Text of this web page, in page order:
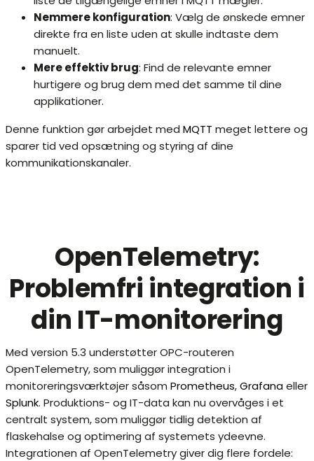
Nemmere konfiguration: Vælg de ønskede emner
direkte fra en liste uden at skulle indtaste dem
manuelt.
Mere effektiv brug: Find de relevante emner
hurtigere og brug dem med det samme til dine
applikationer.
Denne funktion gør arbejdet med MQTT meget lettere og
sparer tid ved opsætning og styring af dine
kommunikationskanaler.
OpenTelemetry:
Problemfri integration i
din IT-monitorering
Med version 5.3 understøtter OPC-routeren
OpenTelemetry, som muliggør integration i
monitoreringsværktøjer såsom Prometheus,Grafanaeller
Splunk. Produktions- og IT-data kan nu overvåges i et
centralt system, som muliggør tidlig detektion af
flaskehalse og optimering af systemets ydeevne.
Integrationen af ​​OpenTelemetry giver dig flere fordele: